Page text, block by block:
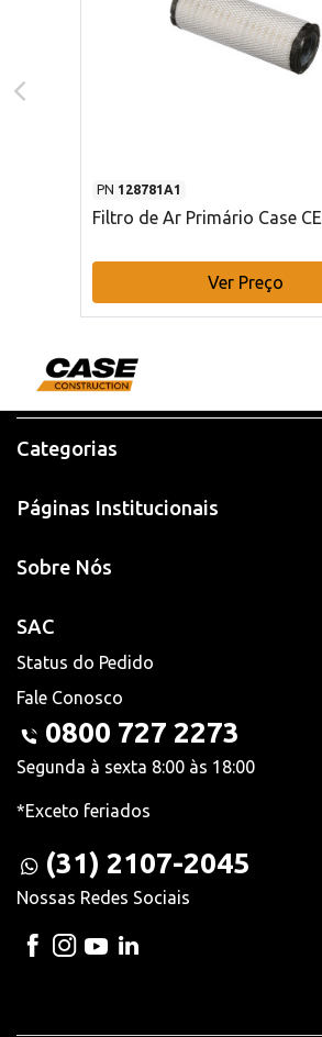
PN 128781A1
Filtro de Ar Primário Case CE
Ver Preço
Categorias
Páginas Institucionais
Sobre Nós
SAC
Status do Pedido
Fale Conosco
0800 727 2273
Segunda à sexta 8:00 às 18:00
*Exceto feriados
(31) 2107-2045
Nossas Redes Sociais